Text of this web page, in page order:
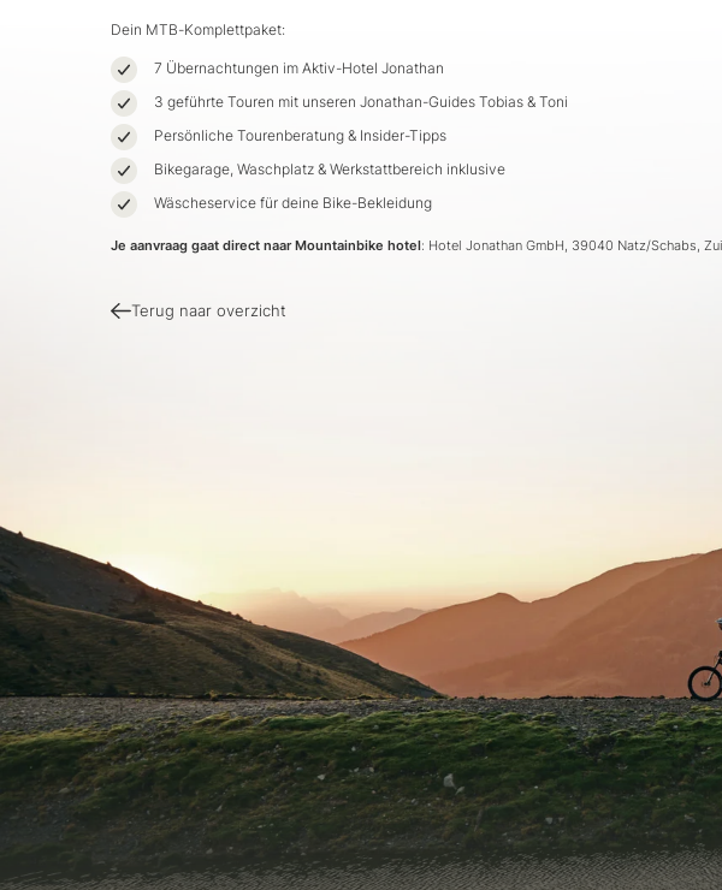
Dein MTB-Komplettpaket:
7 Übernachtungen im Aktiv-Hotel Jonathan
3 geführte Touren mit unseren Jonathan-Guides Tobias & Toni
Persönliche Tourenberatung & Insider-Tipps
Bikegarage, Waschplatz & Werkstattbereich inklusive
Wäscheservice für deine Bike-Bekleidung
Je aanvraag gaat direct naar Mountainbike hotel: Hotel Jonathan GmbH, 39040 Natz/Schabs,
Terug naar overzicht